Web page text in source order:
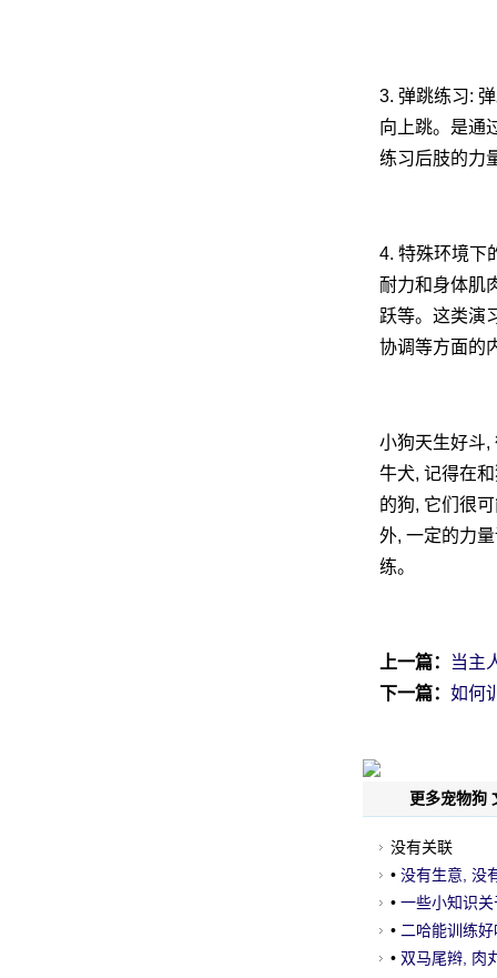
3. 弹跳练习:
向上跳。是通
练习后肢的力
4. 特殊环境下
耐力和身体肌
跃等。这类演
协调等方面的
小狗天生好斗,
牛犬, 记得在
的狗, 它们很
外, 一定的力
练。
上一篇：
当主
下一篇： 如何
更多宠物狗
没有关联
• 没有生意, 没
• 一些小知识
• 二哈能训练好
• 双马尾辫, 肉